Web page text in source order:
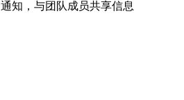
知，与团队成员共享信息